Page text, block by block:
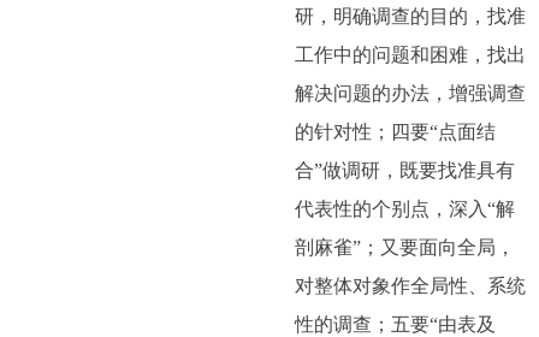
研，明确调查的目的，找准
工作中的问题和困难，找出
解决问题的办法，增强调查
的针对性；四要“点面结
合”做调研，既要找准具有
代表性的个别点，深入“解
剖麻雀”；又要面向全局，
对整体对象作全局性、系统
性的调查；五要“由表及